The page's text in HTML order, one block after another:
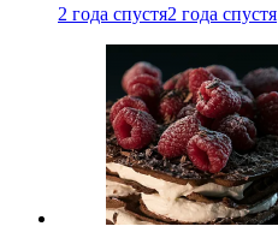
2 года спустя2 года спустя